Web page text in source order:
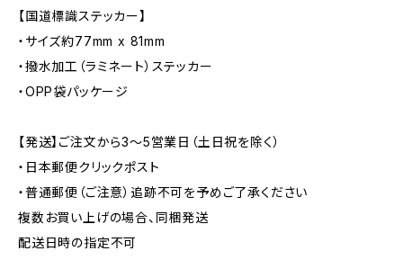
【国道標識ステッカー】
・サイズ約77mm x 81mm
・撥水加工（ラミネート）ステッカー
・OPP袋パッケージ
【発送】ご注文から3〜5営業日（土日祝を除く）
・日本郵便クリックポスト
・普通郵便（ご注意）追跡不可を予めご了承ください
複数お買い上げの場合、同梱発送
配送日時の指定不可